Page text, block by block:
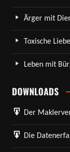
Ärger mit
Toxische Liebe
Leben mit
DOWNLOADS
Der
Die